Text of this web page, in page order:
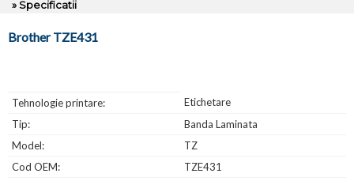
» Specificatii
Brother TZE431
Tehnologie printare:
Etichetare
Tip:
Banda Laminata
Model:
TZ
Cod OEM:
TZE431